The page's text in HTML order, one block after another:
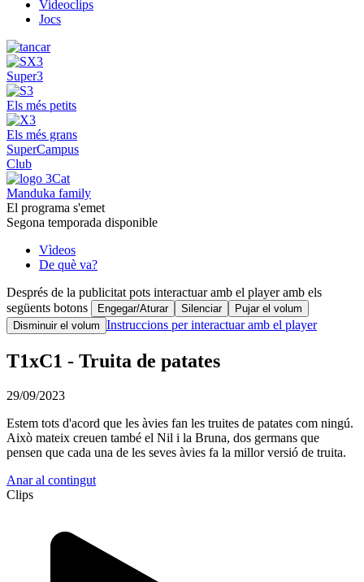
Videoclips
Jocs
Super3
Els més petits
Els més grans
SuperCampus
Club
Manduka family
El programa s'emet
Segona temporada disponible
Vìdeos
De què va?
Després de la publicitat pots interactuar amb el player amb els
següents botons
Engegar/Aturar Silenciar
Pujar el volum
Disminuir el volum Instruccions per interactuar amb el player
T1xC1 - Truita de patates
29/09/2023
Estem tots d'acord que les àvies fan les truites de patates com ningú.
Això mateix creuen també el Nil i la Bruna, dos germans que
pensen que cada una de les seves àvies fa la millor versió de truita.
Anar al contingut
Clips